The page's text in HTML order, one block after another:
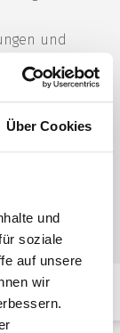
Über Cookies
und
soziale
auf unsere
wir
und
Teilbereich
der
von